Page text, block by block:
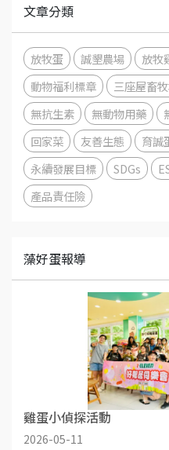
文章分類
放牧蛋 誠墾農場 放牧
動物福利標章
三座屋畜
無抗生素
無動物用藥
回家菜
友善生態 育誠
永續發展目標
SDGs
產品責任險
藻好蛋報導
雞蛋小偵探活動
2026-05-11